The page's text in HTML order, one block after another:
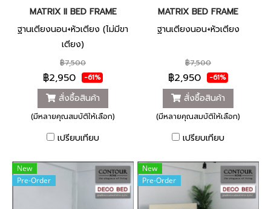
MATRIX II BED FRAME
ฐานเตียงนอน+หัวเตียง (ไม่มีขา
เตียง)
฿7,500
฿2,950 -61%
สั่งซื้อสินค้า
(มีหลายคุณสมบัติให้เลือก)
เปรียบเทียบ
MATRIX BED FRAME
ฐานเตียงนอน+หัวเตียง
฿7,500
฿2,950 -61%
สั่งซื้อสินค้า
(มีหลายคุณสมบัติให้เลือก)
เปรียบเทียบ
New
Pre-Order
New
Pre-Order